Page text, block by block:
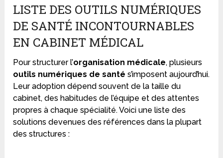
LISTE DES OUTILS NUMÉRIQUES
DE SANTÉ INCONTOURNABLES
EN CABINET MÉDICAL
Pour structurer l’organisation médicale, plusieurs
outils numériques de santé s’imposent aujourd’hui.
Leur adoption dépend souvent de la taille du
cabinet, des habitudes de l’équipe et des attentes
propres à chaque spécialité. Voici une liste des
solutions devenues des références dans la plupart
des structures :